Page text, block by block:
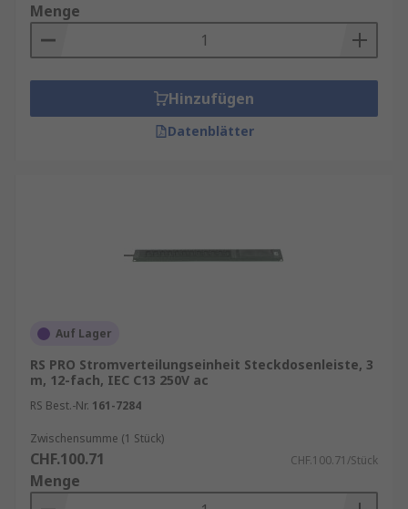
Menge
Hinzufügen
Datenblätter
Auf Lager
RS PRO Stromverteilungseinheit Steckdosenleiste, 3
m, 12-fach, IEC C13 250V ac
RS Best.-Nr. 161-7284
Zwischensumme (1 Stück)
CHF.100.71 CHF.100.71/Stück
Menge